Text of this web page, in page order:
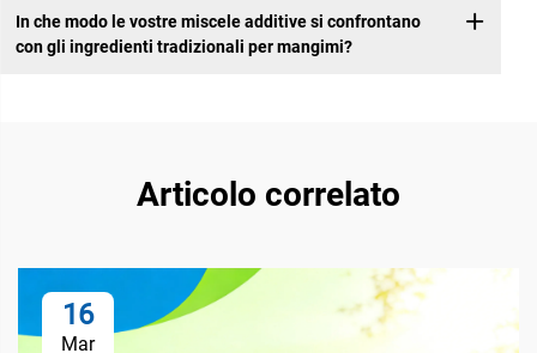
In che modo le vostre miscele additive si confrontano
con gli ingredienti tradizionali per mangimi?
Articolo correlato
16
Mar